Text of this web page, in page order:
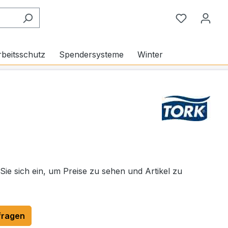
Du hast 0
Spendersysteme Winter
sich ein, um Preise zu sehen und Artikel zu